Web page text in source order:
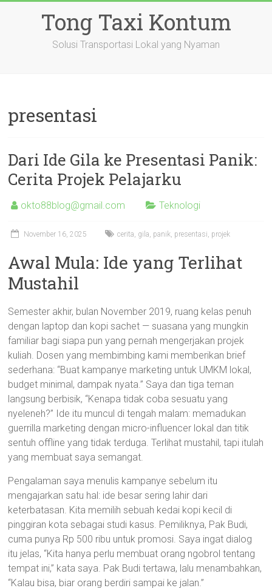
Tong Taxi Kontum
Solusi Transportasi Lokal yang Nyaman
presentasi
Dari Ide Gila ke Presentasi Panik:
Cerita Projek Pelajarku
okto88blog@gmail.com Teknologi
November 16, 2025 cerita, gila, panik, presentasi, projek
Awal Mula: Ide yang Terlihat
Mustahil
Semester akhir, bulan November 2019, ruang kelas penuh
dengan laptop dan kopi sachet — suasana yang mungkin
familiar bagi siapa pun yang pernah mengerjakan projek
kuliah. Dosen yang membimbing kami memberikan brief
sederhana: “Buat kampanye marketing untuk UMKM lokal,
budget minimal, dampak nyata.” Saya dan tiga teman
langsung berbisik, “Kenapa tidak coba sesuatu yang
nyeleneh?” Ide itu muncul di tengah malam: memadukan
guerrilla marketing dengan micro-influencer lokal dan titik
sentuh offline yang tidak terduga. Terlihat mustahil, tapi itulah
yang membuat saya semangat.
Pengalaman saya menulis kampanye sebelum itu
mengajarkan satu hal: ide besar sering lahir dari
keterbatasan. Kita memilih sebuah kedai kopi kecil di
pinggiran kota sebagai studi kasus. Pemiliknya, Pak Budi,
cuma punya Rp 500 ribu untuk promosi. Saya ingat dialog
itu jelas, “Kita hanya perlu membuat orang ngobrol tentang
tempat ini,” kata saya. Pak Budi tertawa, lalu menambahkan,
“Kalau bisa, biar orang berdiri sampai ke jalan.”